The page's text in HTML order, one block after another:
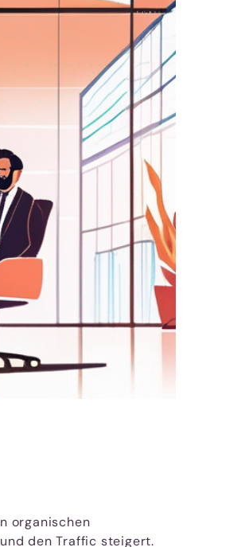
organischen
den Traffic steigert.